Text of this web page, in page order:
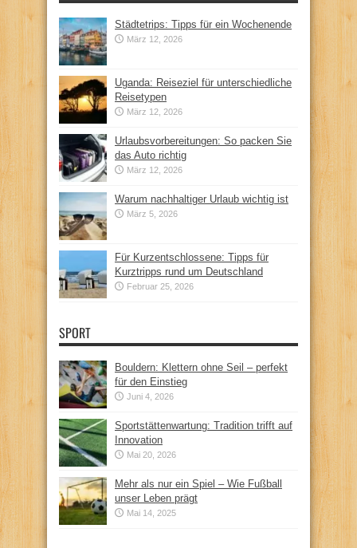
Städtetrips: Tipps für ein Wochenende
März 12, 2026
Uganda: Reiseziel für unterschiedliche
Reisetypen
März 12, 2026
Urlaubsvorbereitungen: So packen Sie
das Auto richtig
März 12, 2026
Warum nachhaltiger Urlaub wichtig ist
März 5, 2026
Für Kurzentschlossene: Tipps für
Kurztripps rund um Deutschland
Februar 25, 2026
SPORT
Bouldern: Klettern ohne Seil – perfekt
für den Einstieg
Juni 4, 2026
Sportstättenwartung: Tradition trifft auf
Innovation
Mai 20, 2026
Mehr als nur ein Spiel – Wie Fußball
unser Leben prägt
Mai 14, 2025